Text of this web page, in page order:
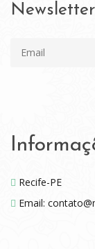
Newsletter
Recife-PE
Email: